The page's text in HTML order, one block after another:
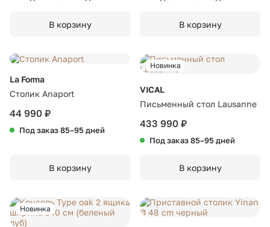
В корзину В корзину
La Forma
Столик Anaport
44 990 ₽
Под заказ 85–95 дней
В корзину
Новинка
VICAL
Письменный стол Lausanne
433 990 ₽
Под заказ 85–95 дней
В корзину
Новинка